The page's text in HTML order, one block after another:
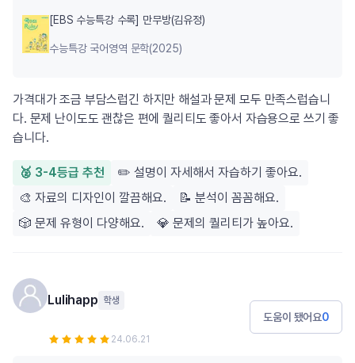
[EBS 수능특강 수록] 만무방(김유정)
수능특강 국어영역 문학(2025)
가격대가 조금 부담스럽긴 하지만 해설과 문제 모두 만족스럽습니
다. 문제 난이도도 괜찮은 편에 퀄리티도 좋아서 자습용으로 쓰기 좋
습니다.
🥈 3-4등급 추천
✏️ 설명이 자세해서 자습하기 좋아요.
🎨 자료의 디자인이 깔끔해요.
📝 분석이 꼼꼼해요.
🎲 문제 유형이 다양해요.
💎 문제의 퀄리티가 높아요.
Lulihapp 학생
24.06.21
도움이 됐어요0